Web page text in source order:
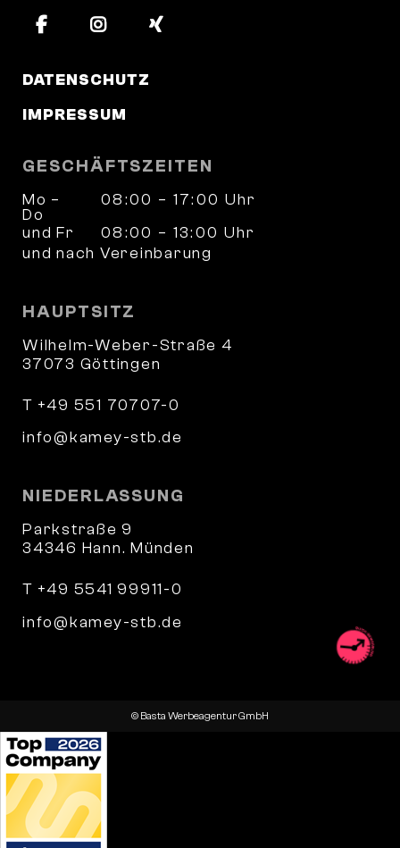
DATENSCHUTZ
IMPRESSUM
GESCHÄFTSZEITEN
Mo –
Do
08:00 – 17:00 Uhr
und Fr
08:00 – 13:00 Uhr
und nach Vereinbarung
HAUPTSITZ
Wilhelm-Weber-Straße 4
37073 Göttingen
T +49 551 70707-0
info@kamey-stb.de
NIEDERLASSUNG
Parkstraße 9
34346 Hann. Münden
T +49 5541 99911-0
info@kamey-stb.de
© Basta Werbeagentur GmbH